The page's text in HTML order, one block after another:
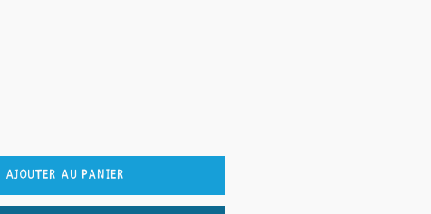
Ajouter au panier